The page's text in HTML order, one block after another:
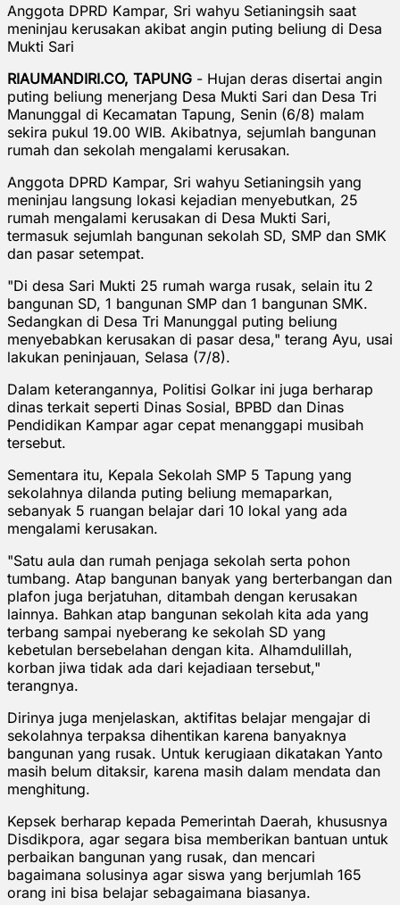
Anggota DPRD Kampar, Sri wahyu Setianingsih saat
meninjau kerusakan akibat angin puting beliung di Desa
Mukti Sari
RIAUMANDIRI.CO, TAPUNG - Hujan deras disertai angin
puting beliung menerjang Desa Mukti Sari dan Desa Tri
Manunggal di Kecamatan Tapung, Senin (6/8) malam
sekira pukul 19.00 WIB. Akibatnya, sejumlah bangunan
rumah dan sekolah mengalami kerusakan.
Anggota DPRD Kampar, Sri wahyu Setianingsih yang
meninjau langsung lokasi kejadian menyebutkan, 25
rumah mengalami kerusakan di Desa Mukti Sari,
termasuk sejumlah bangunan sekolah SD, SMP dan SMK
dan pasar setempat.
"Di desa Sari Mukti 25 rumah warga rusak, selain itu 2
bangunan SD, 1 bangunan SMP dan 1 bangunan SMK.
Sedangkan di Desa Tri Manunggal puting beliung
menyebabkan kerusakan di pasar desa," terang Ayu, usai
lakukan peninjauan, Selasa (7/8).
Dalam keterangannya, Politisi Golkar ini juga berharap
dinas terkait seperti Dinas Sosial, BPBD dan Dinas
Pendidikan Kampar agar cepat menanggapi musibah
tersebut.
Sementara itu, Kepala Sekolah SMP 5 Tapung yang
sekolahnya dilanda puting beliung memaparkan,
sebanyak 5 ruangan belajar dari 10 lokal yang ada
mengalami kerusakan.
"Satu aula dan rumah penjaga sekolah serta pohon
tumbang. Atap bangunan banyak yang berterbangan dan
plafon juga berjatuhan, ditambah dengan kerusakan
lainnya. Bahkan atap bangunan sekolah kita ada yang
terbang sampai nyeberang ke sekolah SD yang
kebetulan bersebelahan dengan kita. Alhamdulillah,
korban jiwa tidak ada dari kejadiaan tersebut,"
terangnya.
Dirinya juga menjelaskan, aktifitas belajar mengajar di
sekolahnya terpaksa dihentikan karena banyaknya
bangunan yang rusak. Untuk kerugiaan dikatakan Yanto
masih belum ditaksir, karena masih dalam mendata dan
menghitung.
Kepsek berharap kepada Pemerintah Daerah, khususnya
Disdikpora, agar segara bisa memberikan bantuan untuk
perbaikan bangunan yang rusak, dan mencari
bagaimana solusinya agar siswa yang berjumlah 165
orang ini bisa belajar sebagaimana biasanya.